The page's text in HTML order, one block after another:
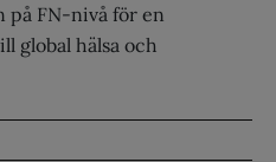
på FN-nivå för en
global hälsa och